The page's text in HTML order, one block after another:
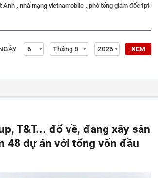
Anh , nhà mạng vietnamobile , phó tổng giám đốc fpt
XEM
T&T... đổ về, đang xây sân
48 dự án với tổng vốn đầu